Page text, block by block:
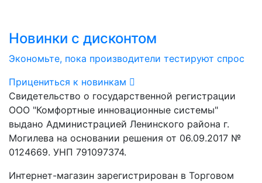
Новинки с дисконтом
Экономьте, пока производители тестируют спрос
Прицениться к новинкам
Свидетельство о государственной регистрации
ООО "Комфортные инновационные системы"
выдано Администрацией Ленинского района г.
Могилева на основании решения от 06.09.2017 №
0124669. УНП 791097374.
Интернет-магазин зарегистрирован в Торговом